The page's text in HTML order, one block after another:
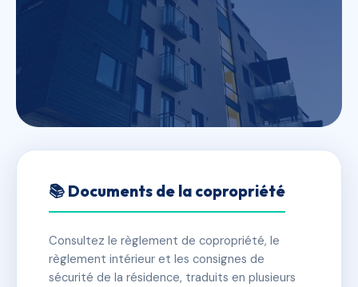
SDC VICTOR HUGO
⚠ IMMATRICULEE_RATTACHEMENT_EXPIRE
🏠 9 lots
🏗 1 bâtiment(s)
📚 Documents de la copropriété
Consultez le règlement de copropriété, le
règlement intérieur et les consignes de
sécurité de la résidence, traduits en plusieurs